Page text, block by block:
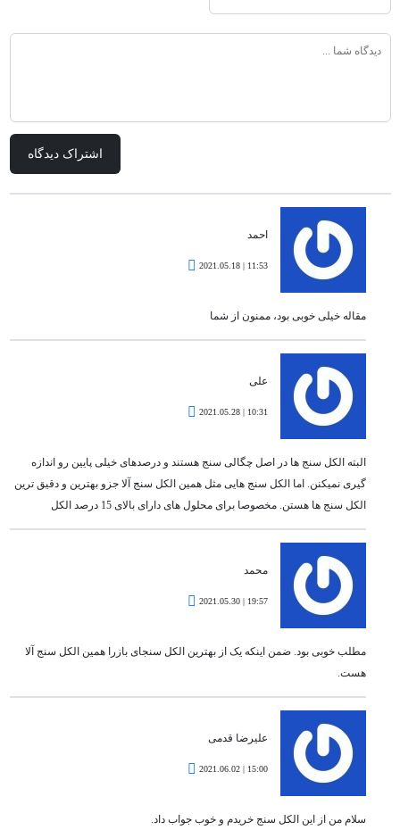
احمد
11:53 | 2021.05.18
مقاله خیلی خوبی بود، ممنون از شما
علی
10:31 | 2021.05.28
البته الکل سنج ها در اصل چگالی سنج هستند و درصدهای خیلی پایین رو اندازه
گیری نمیکنن. اما الکل سنج هایی مثل همین الکل سنج آلا جزو بهترین و دقیق ترین
الکل سنج ها هستن. مخصوصا برای محلول های دارای بالای 15 درصد الکل
محمد
19:57 | 2021.05.30
مطلب خوبی بود. ضمن اینکه یک از بهترین الکل سنجای بازرا همین الکل سنج آلا
هست.
علیرضا قدمی
15:00 | 2021.06.02
سلام من از این الکل سنج خریدم و خوب جواب داد.